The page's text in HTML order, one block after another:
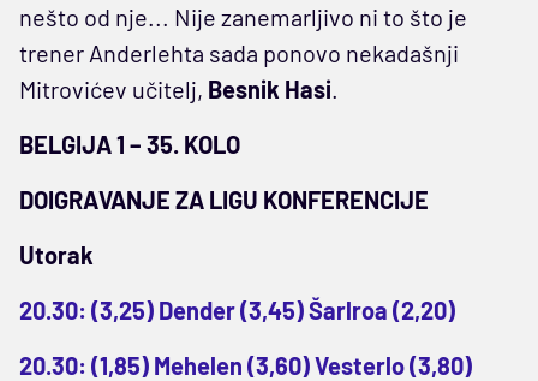
nešto od nje... Nije zanemarljivo ni to što je
trener Anderlehta sada ponovo nekadašnji
Mitrovićev učitelj, Besnik Hasi
BELGIJA 1 – 35. KOLO
DOIGRAVANJE ZA LIGU KONFERENCIJE
Utorak
20.30: (3,25) Dender (3,45) Šarlroa (2,20)
20.30: (1,85) Mehelen (3,60) Vesterlo (3,80)